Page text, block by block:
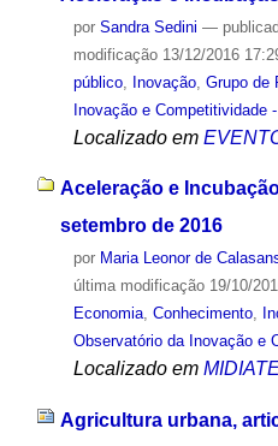
por Sandra Sedini —
modificação13/12/2016
público, Inovação, Grupo de
Inovação e Competitividade
Localizado em
Aceleração e
setembro de 2016
por Maria Leonor de
última modificação19/10/
Economia, Conhecimento,
Observatório da Inovação e
Localizado em
Agricultura urbana,